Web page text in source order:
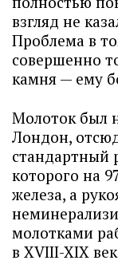
взгляд не
Проблема в
совершенно
камня — ему
Молоток был
Лондон,
стандартный
которого на
железа, а
молотками
в XVIII-XIX